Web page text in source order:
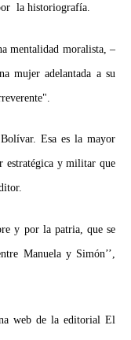
la historiografía.
mentalidad moralista, –
mujer adelantada a su
Esa es la mayor
estratégica y militar que
y por la patria, que se
Manuela y Simón’’,
web de la editorial El